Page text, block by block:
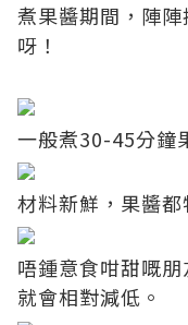
煮果醬期間，陣
呀！
一般煮30-45分鐘
材料新鮮，果醬都
唔鍾意食咁甜嘅
就會相對減低。